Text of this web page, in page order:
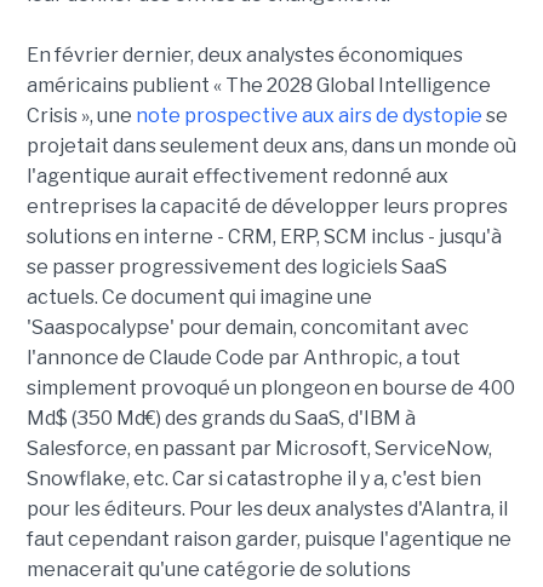
En février dernier, deux analystes économiques
américains publient « The 2028 Global Intelligence
Crisis », une note prospective aux airs de dystopie se
projetait dans seulement deux ans, dans un monde où
l'agentique aurait effectivement redonné aux
entreprises la capacité de développer leurs propres
solutions en interne - CRM, ERP, SCM inclus - jusqu'à
se passer progressivement des logiciels SaaS
actuels. Ce document qui imagine une
'Saaspocalypse' pour demain, concomitant avec
l'annonce de Claude Code par Anthropic, a tout
simplement provoqué un plongeon en bourse de 400
Md$ (350 Md€) des grands du SaaS, d'IBM à
Salesforce, en passant par Microsoft, ServiceNow,
Snowflake, etc. Car si catastrophe il y a, c'est bien
pour les éditeurs. Pour les deux analystes d'Alantra, il
faut cependant raison garder, puisque l'agentique ne
menacerait qu'une catégorie de solutions